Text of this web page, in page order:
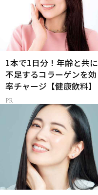
1本で1日分！年齢と共に
不足するコラーゲンを効
率チャージ【健康飲料】